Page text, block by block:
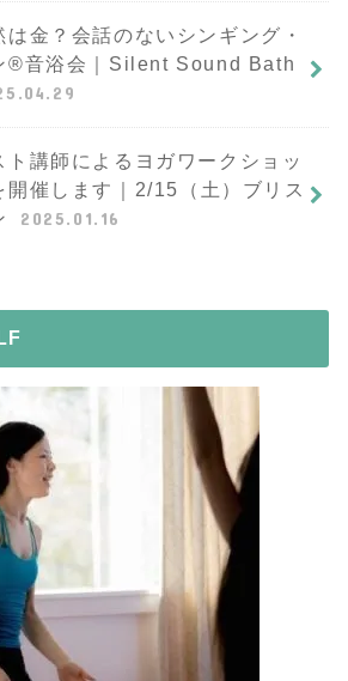
は金？会話のないシンギング・
®︎音浴会｜Silent Sound Bath
ト講師によるヨガワークショッ
開催します｜2/15（土）ブリス
2025.01.16